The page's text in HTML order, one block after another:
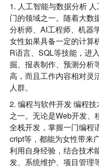
1. 人工智能与数据分析
门的领域之一。随着大数
分析师、AI工程师、机器
女性如果具备一定的计算
R语言、SQL等技能，进
掘、报表制作、预测分析
高，而且工作内容相对灵
人群。
2. 编程与软件开发编程技
之一。无论是Web开发、
全栈开发，掌握一门编程
cript等，都能为女性带来
利用自身经验，结合技术
发、系统维护、项目管理